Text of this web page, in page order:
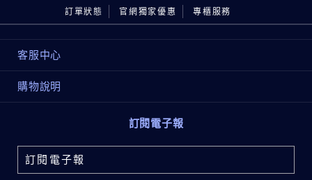
訂單狀態 官網獨家優惠 專櫃服務
客服中心
購物說明
訂閱電子報